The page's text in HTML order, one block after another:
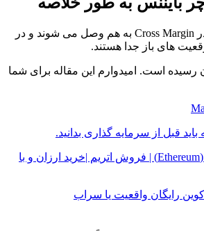
تمام موقعیت های باز در Cross Margin به هم وصل می شوند و در
رسیده است. امیدوارم این مقاله برای شما
باید قبل از سرمایه گذاری بدانید.
خرید ارز دیجیتال اتریم (Ethereum) | فروش اتریم |خرید ارزان و با
رایگان واقعیت یا سراب